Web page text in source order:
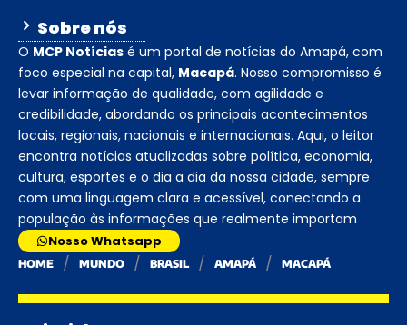
Sobre nós
O MCP Notícias é um portal de notícias do Amapá, com
foco especial na capital, Macapá. Nosso compromisso é
levar informação de qualidade, com agilidade e
credibilidade, abordando os principais acontecimentos
locais, regionais, nacionais e internacionais. Aqui, o leitor
encontra notícias atualizadas sobre política, economia,
cultura, esportes e o dia a dia da nossa cidade, sempre
com uma linguagem clara e acessível, conectando a
população às informações que realmente importam
Nosso Whatsapp
HOME MUNDO BRASIL AMAPÁ MACAPÁ